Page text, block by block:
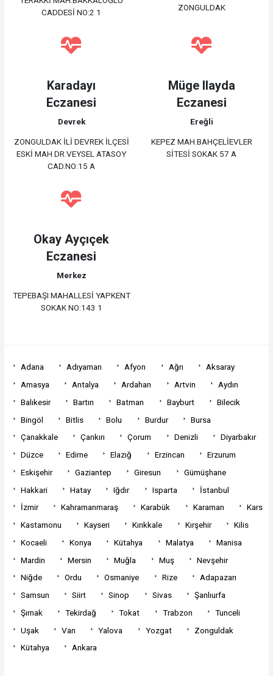
CADDESİ NO:2 1
ZONGULDAK
Karadayı
Eczanesi
Devrek
ZONGULDAK İLİ DEVREK İLÇESİ
ESKİ MAH DR.VEYSEL ATASOY
CAD.NO:15 A
Müge Ilayda
Eczanesi
Ereğli
KEPEZ MAH.BAHÇELİEVLER
SİTESİ SOKAK 57 A
Okay Ayçıçek
Eczanesi
Merkez
TEPEBAŞI MAHALLESİ YAPKENT
SOKAK NO:143 1
Adana Adıyaman Afyon Ağrı
Aksaray
Amasya
Antalya Ardahan Artvin
Aydın
Balıkesir
Bartın Batman Bayburt
Bilecik
Bingöl
Bitlis Bolu Burdur
Bursa
Çanakkale
Çankırı Çorum Denizli
Diyarbakır
Düzce
Edirne Elazığ Erzincan
Erzurum
Eskişehir
Gaziantep Giresun
Gümüşhane
Hakkari
Hatay Iğdır Isparta
İstanbul
İzmir
Kahramanmaraş Karabük Karaman
Kars
Kastamonu
Kayseri Kırıkkale Kırşehir
Kilis
Kocaeli
Konya Kütahya Malatya
Manisa
Mardin
Mersin Muğla Muş
Nevşehir
Niğde
Ordu Osmaniye Rize
Adapazarı
Samsun
Siirt Sinop Sivas
Şanlıurfa
Şırnak
Tekirdağ Tokat Trabzon
Tunceli
Uşak
Van Yalova Yozgat
Zonguldak
Kütahya
Ankara